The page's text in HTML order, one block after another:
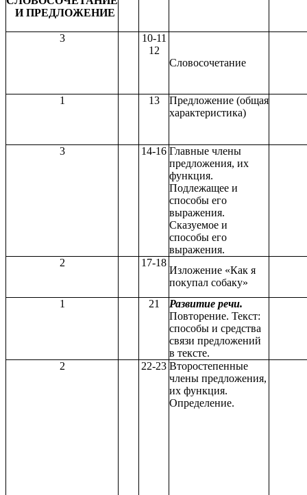
И ПРЕДЛОЖЕНИЕ
3
10-11
12
Словосочетание
1 13
Предложение (общая
характеристика)
3 14-16 Главные члены
предложения, их
функция.
Подлежащее и
способы его
выражения.
Сказуемое и
способы его
выражения.
2
17-18
Изложение «Как я
покупал собаку»
1
21
Развитие речи.
Повторение. Текст:
способы и средства
связи предложений
в тексте.
2
22-23 Второстепенные
члены предложения,
их функция.
Определение.